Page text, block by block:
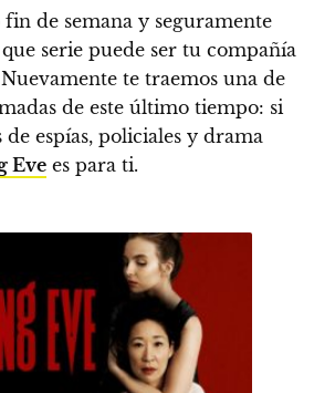
de semana y seguramente
serie puede ser tu compañía
Nuevamente te traemos una de
de este último tiempo: si
de espías, policiales y drama
Eve es para ti.